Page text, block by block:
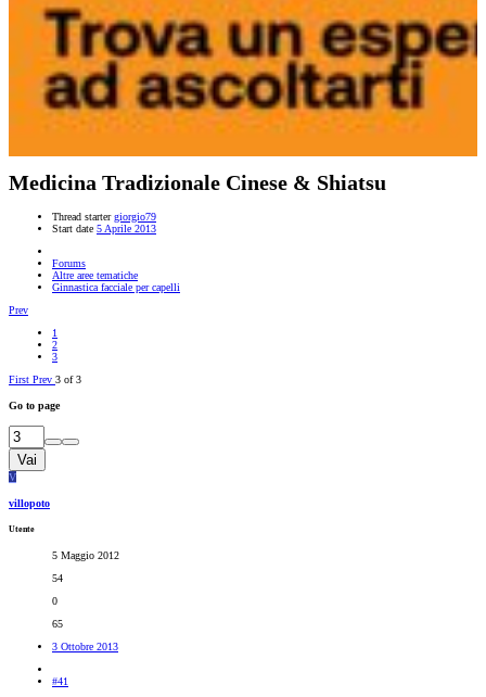
Medicina Tradizionale Cinese & Shiatsu
Thread starter giorgio79
Start date 5 Aprile 2013
Forums
Altre aree tematiche
Ginnastica facciale per capelli
Prev
1
2
3
First Prev 3 of 3
Go to page
Vai
V
villopoto
Utente
5 Maggio 2012
54
0
65
3 Ottobre 2013
#41